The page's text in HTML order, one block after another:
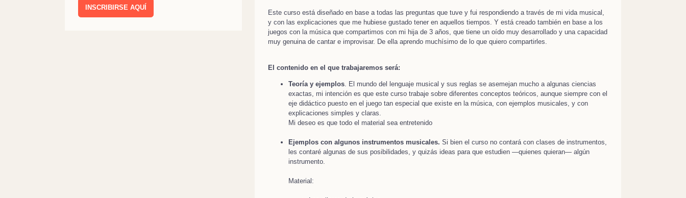
INSCRIBIRSE AQUÍ
Este curso está diseñado en base a todas las preguntas que tuve y fui respondiendo a través de mi vida musical,
y con las explicaciones que me hubiese gustado tener en aquellos tiempos. Y está creado también en base a los
juegos con la música que compartimos con mi hija de 3 años, que tiene un oído muy desarrollado y una capacidad
muy genuina de cantar e improvisar. De ella aprendo muchísimo de lo que quiero compartirles.
El contenido en el que trabajaremos será:
Teoría y ejemplos. El mundo del lenguaje musical y sus reglas se asemejan mucho a algunas ciencias
exactas, mi intención es que este curso trabaje sobre diferentes conceptos teóricos, aunque siempre con el
eje didáctico puesto en el juego tan especial que existe en la música, con ejemplos musicales, y con
explicaciones simples y claras.
Mi deseo es que todo el material sea entretenido
Ejemplos con algunos instrumentos musicales. Si bien el curso no contará con clases de instrumentos,
les contaré algunas de sus posibilidades, y quizás ideas para que estudien —quienes quieran— algún
instrumento.
Material: